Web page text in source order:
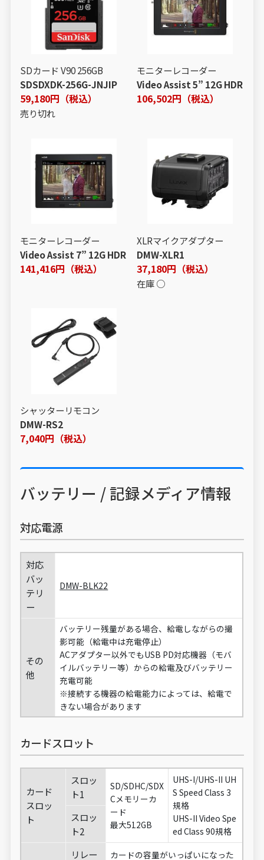
SDカード V90 256GB
SDSDXDK-256G-JNJIP
59,180円（税込）
売り切れ
モニターレコーダー
Video Assist 5” 12G HDR
106,502円（税込）
モニターレコーダー
Video Assist 7” 12G HDR
141,416円（税込）
XLRマイクアダプター
DMW-XLR1
37,180円（税込）
在庫 ○
シャッターリモコン
DMW-RS2
7,040円（税込）
バッテリー / 記録メディア情報
対応電源
対応
バッ
テリ
ー
DMW-BLK22
その
他
バッテリー残量がある場合、給電しながらの撮
影可能（給電中は充電停止）
ACアダプター以外でもUSB PD対応機器（モバ
イルバッテリー等）からの給電及びバッテリー
充電可能
※接続する機器の給電能力によっては、給電で
きない場合があります
カードスロット
カード
スロッ
ト
スロッ
ト1
SD/SDHC/SDX
Cメモリーカ
ード
最大512GB
UHS-I/UHS-II UH
S Speed Class 3
規格
UHS-II Video Spe
ed Class 90規格
スロッ
ト2
リレー
カードの容量がいっぱいになった